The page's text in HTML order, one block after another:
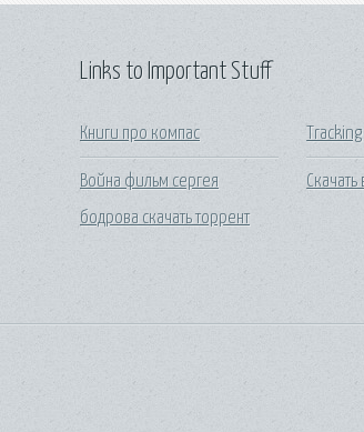
Links to Important Stuff
Книги про компас
Война фильм сергея
бодрова скачать торрент